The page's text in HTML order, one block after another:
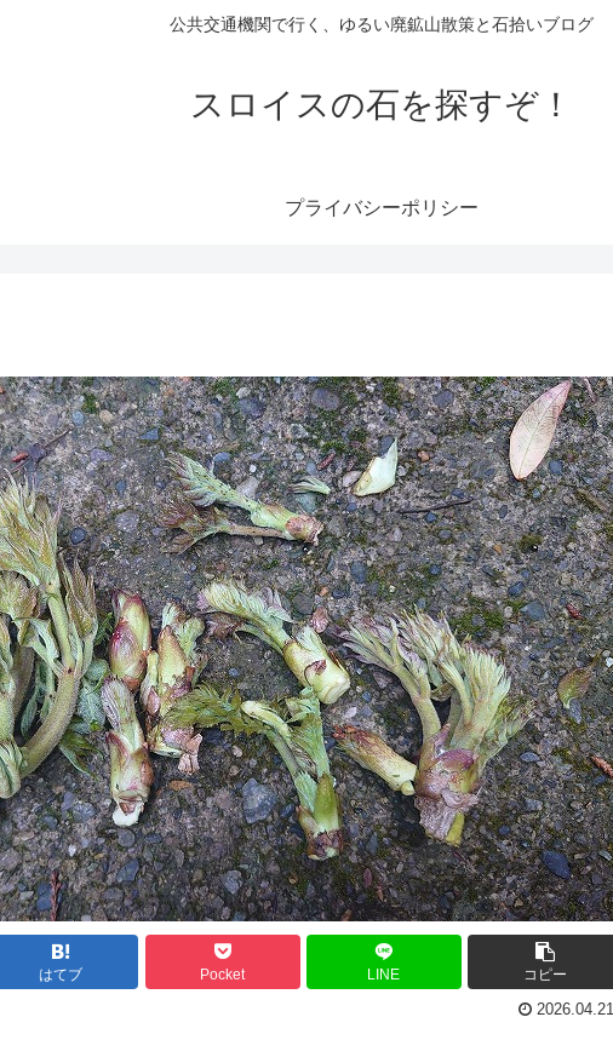
公共交通機関で行く、ゆるい廃鉱山散策と石拾いブログ
スロイスの石を探すぞ！
プライバシーポリシー
はてブ Pocket LINE コピー
2026.04.21